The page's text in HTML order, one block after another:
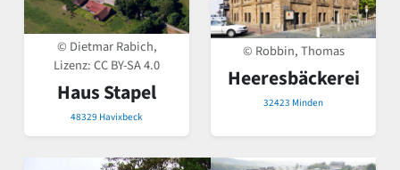
© Dietmar Rabich,
Lizenz:CC BY-SA 4.0
Haus Stapel
48329 Havixbeck
© Robbin, Thomas
Heeresbäckerei
32423 Minden